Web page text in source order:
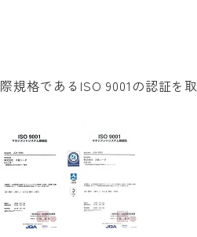
あるISO 9001の認